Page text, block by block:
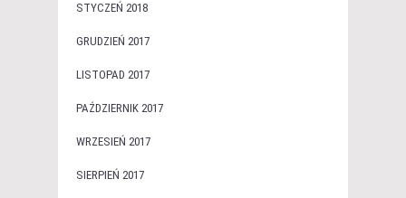
STYCZEŃ 2018
GRUDZIEŃ 2017
LISTOPAD 2017
PAŹDZIERNIK 2017
WRZESIEŃ 2017
SIERPIEŃ 2017